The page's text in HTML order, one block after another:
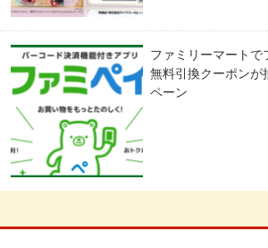
ファミリーマート
無料引換クーポンが
ペーン